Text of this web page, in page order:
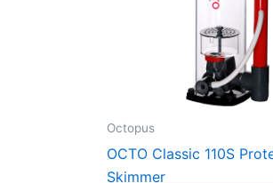
Octopus
OCTO Classic 110S
Skimmer